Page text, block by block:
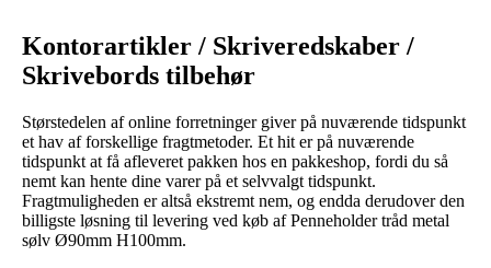
Kontorartikler / Skriveredskaber /
Skrivebords tilbehør
Størstedelen af online forretninger giver på nuværende tidspunkt
et hav af forskellige fragtmetoder. Et hit er på nuværende
tidspunkt at få afleveret pakken hos en pakkeshop, fordi du så
nemt kan hente dine varer på et selvvalgt tidspunkt.
Fragtmuligheden er altså ekstremt nem, og endda derudover den
billigste løsning til levering ved køb af Penneholder tråd metal
sølv Ø90mm H100mm.